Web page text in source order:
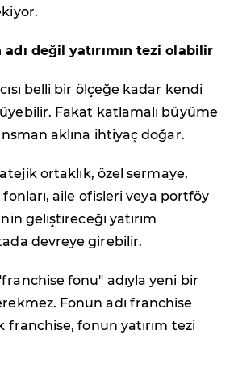
değil yatırımın tezi olabilir
belli bir ölçeğe kadar kendi
Fakat katlamalı büyüme
aklına ihtiyaç doğar.
ortaklık, özel sermaye,
aile ofisleri veya portföy
geliştireceği yatırım
devreye girebilir.
fonu" adıyla yeni bir
Fonun adı franchise
franchise, fonun yatırım tezi